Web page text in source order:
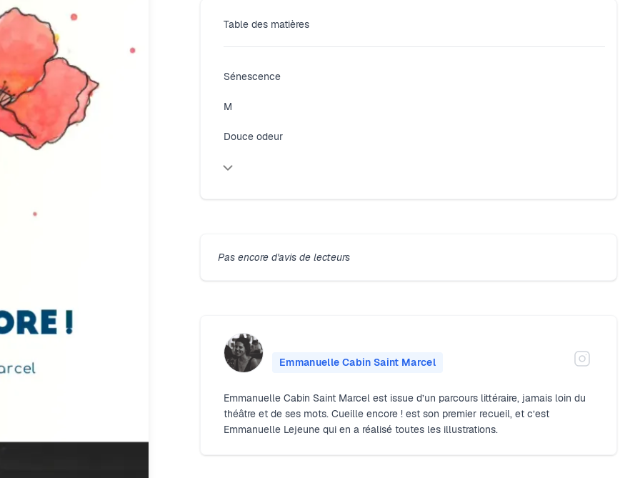
Table des matières
Sénescence
M
Douce odeur
Pas encore d'avis de lecteurs
Emmanuelle Cabin Saint Marcel
Emmanuelle Cabin Saint Marcel est issue d’un parcours littéraire, jamais loin du
théâtre et de ses mots. Cueille encore ! est son premier recueil, et c’est
Emmanuelle Lejeune qui en a réalisé toutes les illustrations.